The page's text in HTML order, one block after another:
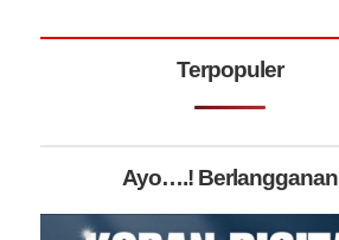
Terpopuler
Ayo….! Berlangganan